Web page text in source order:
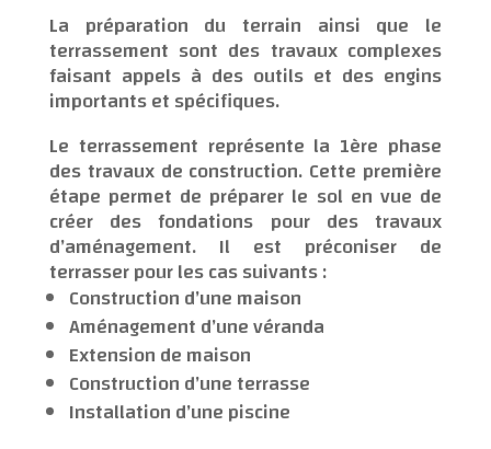
La préparation du terrain ainsi que le
terrassement sont des travaux complexes
faisant appels à des outils et des engins
importants et spécifiques.
Le terrassement représente la 1ère phase
des travaux de construction. Cette première
étape permet de préparer le sol en vue de
créer des fondations pour des travaux
d’aménagement. Il est préconiser de
terrasser pour les cas suivants :
Construction d’une maison
Aménagement d’une véranda
Extension de maison
Construction d’une terrasse
Installation d’une piscine